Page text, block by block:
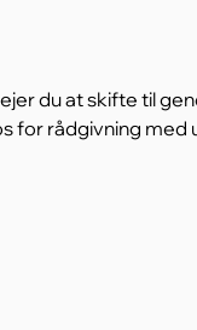
du at skifte til
for rådgivning med